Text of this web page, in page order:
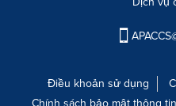
Điều khoản sử dụng